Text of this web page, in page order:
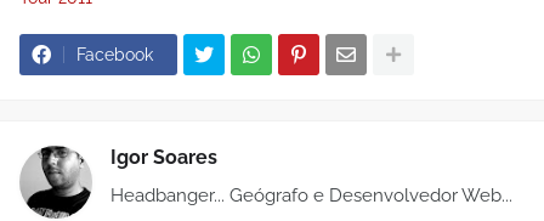
Facebook
Igor Soares
Headbanger... Geógrafo e Desenvolvedor Web...